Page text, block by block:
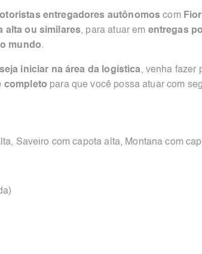
entregadores autônomos com
alta ou similares, para atuar em entregas
mundo.
iniciar na área da logística, venha fazer
completo para que você possa atuar com
Saveiro com capota alta, Montana com